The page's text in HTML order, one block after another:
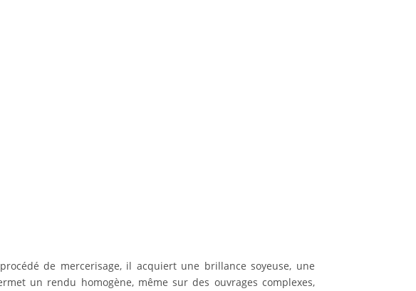
de mercerisage, il acquiert une brillance soyeuse, une
un rendu homogène, même sur des ouvrages complexes,